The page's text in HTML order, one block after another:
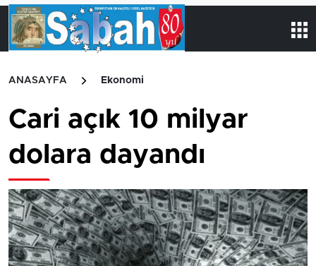
ANASAYFA Ekonomi
Cari açık 10 milyar
dolara dayandı